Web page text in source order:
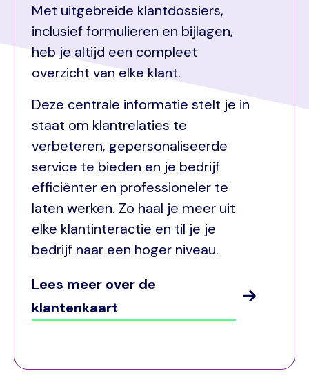
Met uitgebreide klantdossiers,
inclusief formulieren en bijlagen,
heb je altijd een compleet
overzicht van elke klant.
Deze centrale informatie stelt je in
staat om klantrelaties te
verbeteren, gepersonaliseerde
service te bieden en je bedrijf
efficiënter en professioneler te
laten werken. Zo haal je meer uit
elke klantinteractie en til je je
bedrijf naar een hoger niveau.
Lees meer over de
klantenkaart